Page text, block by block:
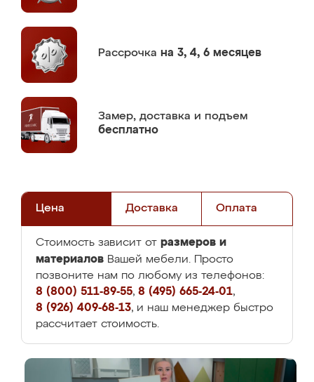
Рассрочка на 3, 4, 6 месяцев
Замер, доставка и подъем
бесплатно
Цена Доставка Оплата
Стоимость зависит от размеров и
материалов Вашей мебели. Просто
позвоните нам по любому из телефонов:
8 (800) 511-89-55, 8 (495) 665-24-01,
8 (926) 409-68-13, и наш менеджер быстро
рассчитает стоимость.